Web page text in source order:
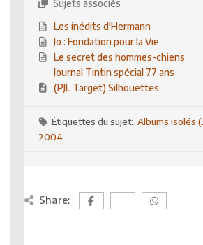
Sujets associés
Les inédits d'Hermann
Jo : Fondation pour la Vie
Le secret des hommes-chiens
Journal Tintin spécial 77 ans
(PJL Target) Silhouettes
Étiquettes du sujet:Albums isolés
2004
Share: